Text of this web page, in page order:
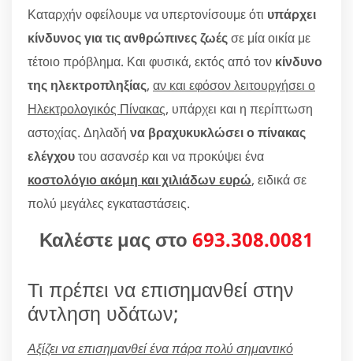
Καταρχήν οφείλουμε να υπερτονίσουμε ότι υπάρχει
κίνδυνος για τις ανθρώπινες ζωέςσε μία οικία με
τέτοιο πρόβλημα. Και φυσικά, εκτός από τον κίνδυνο
της ηλεκτροπληξίας, αν και εφόσον λειτουργήσει ο
Ηλεκτρολογικός Πίνακας, υπάρχει και η περίπτωση
αστοχίας. Δηλαδή να βραχυκυκλώσει ο πίνακας
ελέγχουτου ασανσέρ και να προκύψει ένα
κοστολόγιο ακόμη και χιλιάδων ευρώ, ειδικά σε
πολύ μεγάλες εγκαταστάσεις.
Καλέστε μας στο 693.308.0081
Τι πρέπει να επισημανθεί στην
άντληση υδάτων;
Αξίζει να επισημανθεί ένα πάρα πολύ σημαντικό